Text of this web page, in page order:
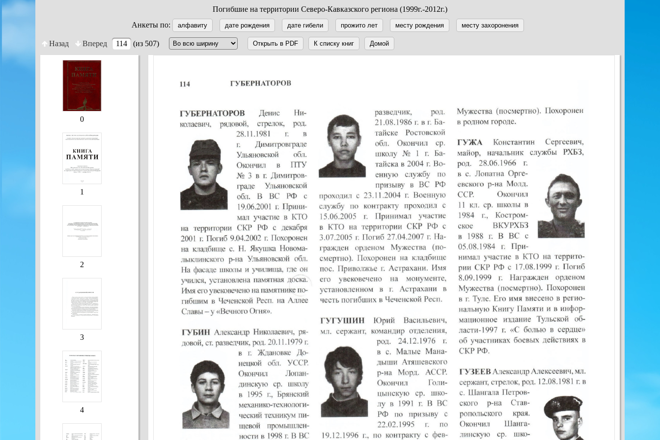
Погибшие на территории Северо-Кавказского региона (1999г.-2012г.)
Анкеты по:
алфавиту дате рождения дате гибели прожито лет месту рождения месту захоронения
Назад Вперед 114 (из 507) Открыть в PDF К списку книг Домой
0
1
2
3
4